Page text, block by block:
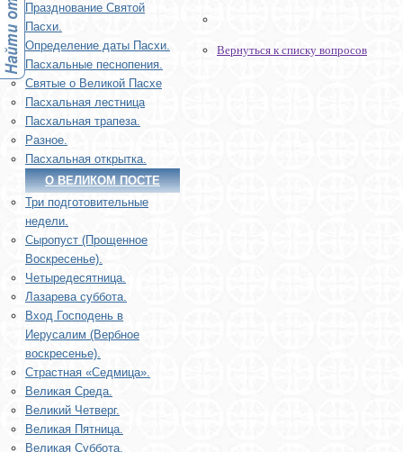
Празднование Святой
Пасхи.
Определение даты Пасхи.
Пасхальные песнопения.
Святые о Великой Пасхе
Пасхальная лестница
Пасхальная трапеза.
Разное.
Пасхальная открытка.
О ВЕЛИКОМ ПОСТЕ
Три подготовительные
недели.
Сыропуст (Прощенное
Воскресенье).
Четыредесятница.
Лазарева суббота.
Вход Господень в
Иерусалим (Вербное
воскресенье).
Страстная «Седмица».
Великая Среда.
Великий Четверг.
Великая Пятница.
Великая Суббота.
Вернуться к списку вопросов